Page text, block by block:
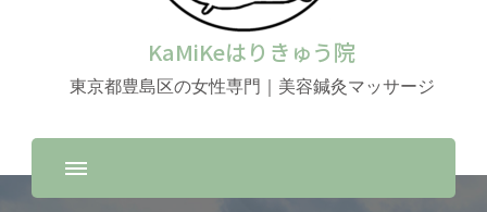
KaMiKeはりきゅう院
東京都豊島区の女性専門｜美容鍼灸マッサージ